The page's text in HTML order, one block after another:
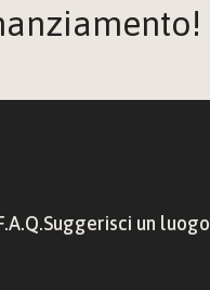
Suggerisci un luogo